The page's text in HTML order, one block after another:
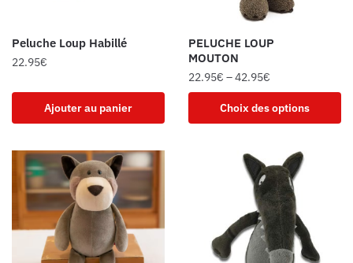
Peluche Loup Habillé
22.95€
Ajouter au panier
PELUCHE LOUP
MOUTON
22.95€ –42.95€
Choix des options